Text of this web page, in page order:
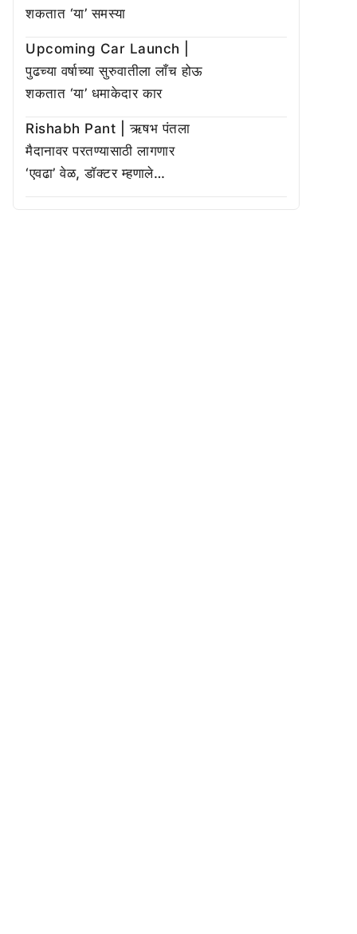
शकतात ‘या’ समस्या
Upcoming Car Launch |
पुढच्या वर्षाच्या सुरुवातीला लाँच होऊ
शकतात ‘या’ धमाकेदार कार
Rishabh Pant | ऋषभ पंतला
मैदानावर परतण्यासाठी लागणार
‘एवढा’ वेळ, डॉक्टर म्हणाले…